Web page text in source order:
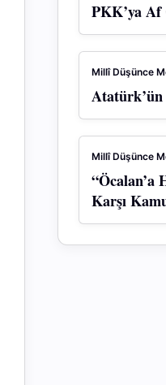
PKK’ya Af
Millî Düşünce
Millî Düşünce
Karşı